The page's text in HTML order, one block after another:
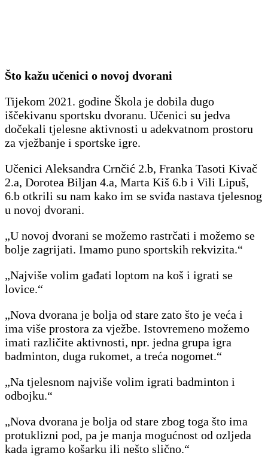
Što kažu učenici o novoj dvorani
Tijekom 2021. godine Škola je dobila dugo
iščekivanu sportsku dvoranu. Učenici su jedva
dočekali tjelesne aktivnosti u adekvatnom prostoru
za vježbanje i sportske igre.
Učenici Aleksandra Crnčić 2.b, Franka Tasoti Kivač
2.a, Dorotea Biljan 4.a, Marta Kiš 6.b i Vili Lipuš,
6.b otkrili su nam kako im se sviđa nastava tjelesnog
u novoj dvorani.
„U novoj dvorani se možemo rastrčati i možemo se
bolje zagrijati. Imamo puno sportskih rekvizita.“
„Najviše volim gađati loptom na koš i igrati se
lovice.“
„Nova dvorana je bolja od stare zato što je veća i
ima više prostora za vježbe. Istovremeno možemo
imati različite aktivnosti, npr. jedna grupa igra
badminton, duga rukomet, a treća nogomet.“
„Na tjelesnom najviše volim igrati badminton i
odbojku.“
„Nova dvorana je bolja od stare zbog toga što ima
protuklizni pod, pa je manja mogućnost od ozljeda
kada igramo košarku ili nešto slično.“